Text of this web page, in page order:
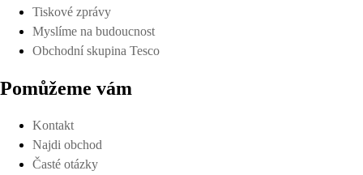
Tiskové zprávy
Myslíme na budoucnost
Obchodní skupina Tesco
Pomůžeme vám
Kontakt
Najdi obchod
Časté otázky